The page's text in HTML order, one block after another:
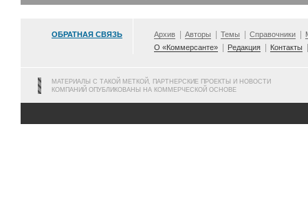
ОБРАТНАЯ СВЯЗЬ Архив Авторы Темы Справочники
О «Коммерсанте»
Редакция Контакты
МАТЕРИАЛЫ С ТАКОЙ МЕТКОЙ, ПАРТНЕРСКИЕ ПРОЕКТЫ И НОВОСТИ
КОМПАНИЙ ОПУБЛИКОВАНЫ НА КОММЕРЧЕСКОЙ ОСНОВЕ